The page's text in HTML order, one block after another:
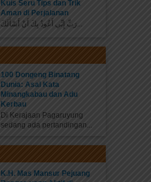
Kuis Seru Tips dan Trik
Aman di Perjalanan
رَبِّ إِنِّي أَعُوذُ بِكَ أَنْ أَسْأَلَكَ...
100 Dongeng Binatang
Dunia: Asal Kata
Minangkabau dan Adu
Kerbau
Di Kerajaan Pagaruyung
sedang ada pertandingan...
K.H. Mas Mansur Pejuang